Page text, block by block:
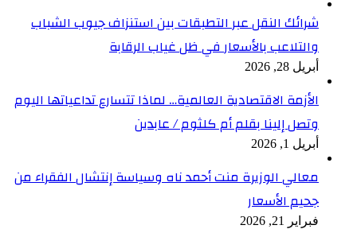
شرائك النقل عبر التطبقات بين استنزاف جيوب الشباب
والتلاعب بالأسعار في ظل غياب الرقابة
أبريل 28, 2026
الأزمة الاقتصادية العالمية… لماذا تتسارع تداعياتها اليوم
وتصل إلينا بقلم أم كلثوم / عابدين
أبريل 1, 2026
معالي الوزيرة منت أحمد ناه وسياسة إنتشال الفقراء من
جحيم الأسعار
فبراير 21, 2026